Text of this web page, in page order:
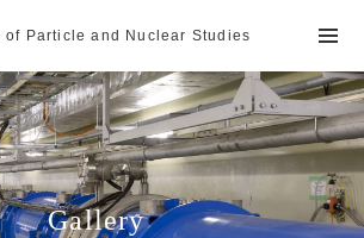
of Particle and Nuclear Studies
Gallery